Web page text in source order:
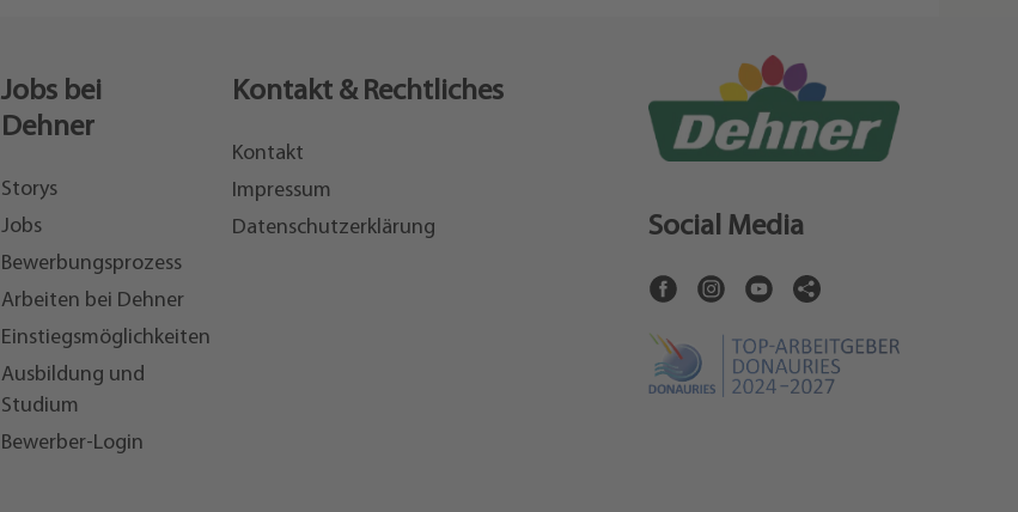
Jobs bei
Dehner
Storys
Jobs
Bewerbungsprozess
Arbeiten bei Dehner
Einstiegsmöglichkeiten
Ausbildung und
Studium
Bewerber-Login
Kontakt & Rechtliches
Kontakt
Impressum
Datenschutzerklärung
Social Media